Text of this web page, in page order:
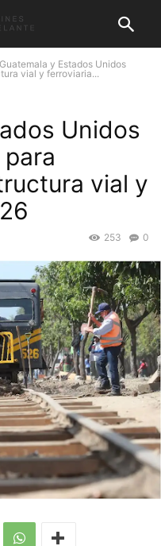
Guatemala y Estados Unidos
vial y ferroviaria...
Unidos
vial y
0
253